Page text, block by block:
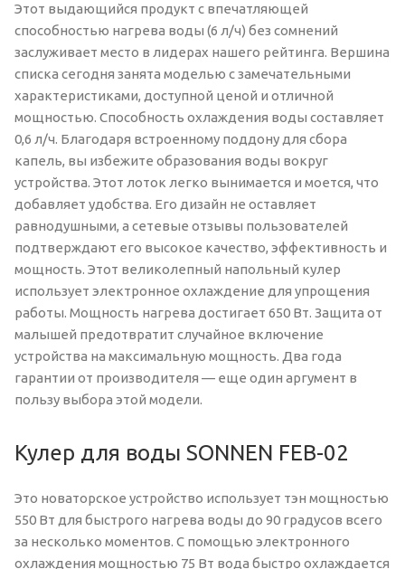
Этот выдающийся продукт с впечатляющей
способностью нагрева воды (6 л/ч) без сомнений
заслуживает место в лидерах нашего рейтинга. Вершина
списка сегодня занята моделью с замечательными
характеристиками, доступной ценой и отличной
мощностью. Способность охлаждения воды составляет
0,6 л/ч. Благодаря встроенному поддону для сбора
капель, вы избежите образования воды вокруг
устройства. Этот лоток легко вынимается и моется, что
добавляет удобства. Его дизайн не оставляет
равнодушными, а сетевые отзывы пользователей
подтверждают его высокое качество, эффективность и
мощность. Этот великолепный напольный кулер
использует электронное охлаждение для упрощения
работы. Мощность нагрева достигает 650 Вт. Защита от
малышей предотвратит случайное включение
устройства на максимальную мощность. Два года
гарантии от производителя — еще один аргумент в
пользу выбора этой модели.
Кулер для воды SONNEN FEB-02
Это новаторское устройство использует тэн мощностью
550 Вт для быстрого нагрева воды до 90 градусов всего
за несколько моментов. С помощью электронного
охлаждения мощностью 75 Вт вода быстро охлаждается